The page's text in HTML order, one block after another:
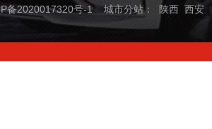
备2020017320号-1 城市分站： 陕西 西安